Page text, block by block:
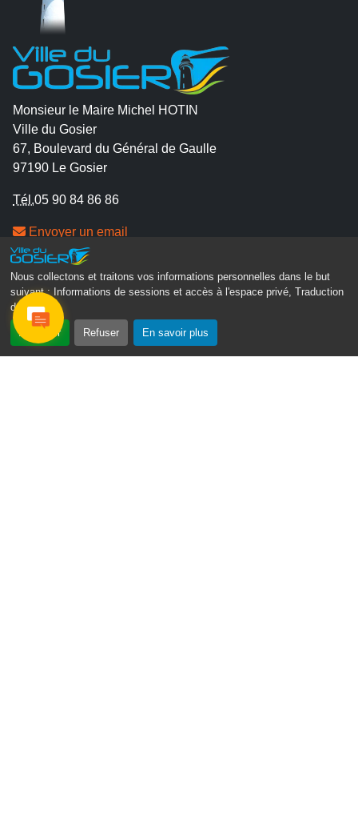
Nous collectons et traitons vos informations personnelles dans le but
suivant :
Informations de sessions et accès à l'espace privé, Traduction
des pages .
Accepter Refuser En savoir plus
Monsieur le Maire Michel HOTIN
Ville du Gosier
67, Boulevard du Général de Gaulle
97190 Le Gosier
Tél.05 90 84 86 86
Envoyer un email
Contacter la P.R.A.D.A
Contactez le délégué à la protection des données
personnelles - D.P.O
Suivez-nous